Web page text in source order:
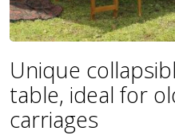
Unique
table, ideal for
carriages